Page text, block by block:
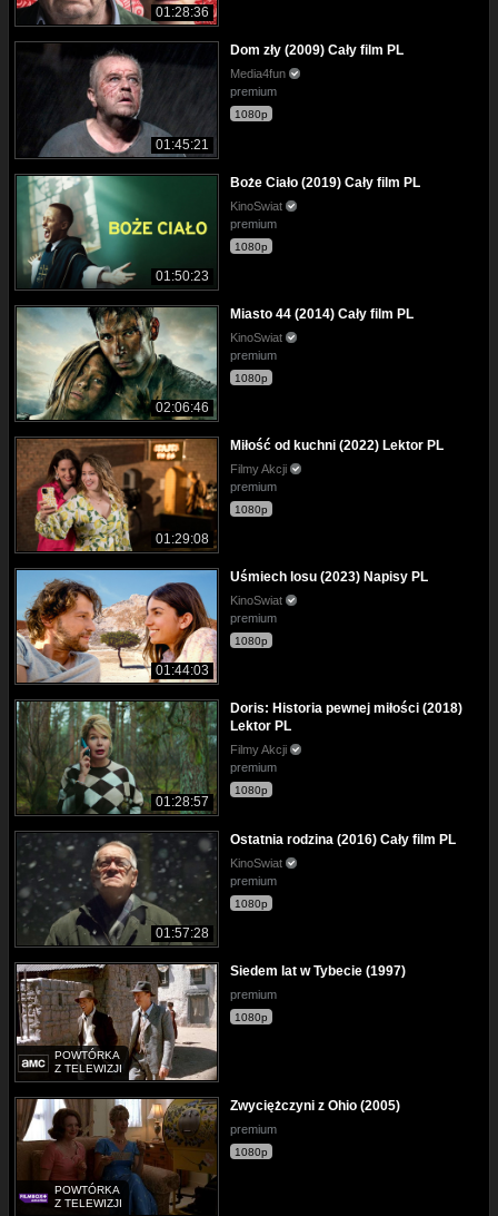
01:28:36
01:45:21
Dom zły (2009) Cały film PL
Media4fun
premium
1080p
01:50:23
Boże Ciało (2019) Cały film PL
KinoSwiat
premium
1080p
02:06:46
Miasto 44 (2014) Cały film PL
KinoSwiat
premium
1080p
01:29:08
Miłość od kuchni (2022) Lektor PL
Filmy Akcji
premium
1080p
01:44:03
Uśmiech losu (2023) Napisy PL
KinoSwiat
premium
1080p
01:28:57
Doris: Historia pewnej miłości (2018)
Lektor PL
Filmy Akcji
premium
1080p
01:57:28
Ostatnia rodzina (2016) Cały film PL
KinoSwiat
premium
1080p
POWTÓRKA
Z TELEWIZJI
Siedem lat w Tybecie (1997)
premium
1080p
POWTÓRKA
Z TELEWIZJI
Zwyciężczyni z Ohio (2005)
premium
1080p